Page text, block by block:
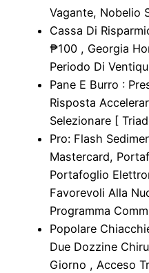
Vagante, Nobelio
Cassa Di
₱100 , Georgia
Periodo Di
Pane E Burro :
Risposta
Selezionare [
Pro: Flash
Mastercard,
Portafoglio
Favorevoli Alla
Programma
Popolare
Due Dozzine
Giorno , Acceso